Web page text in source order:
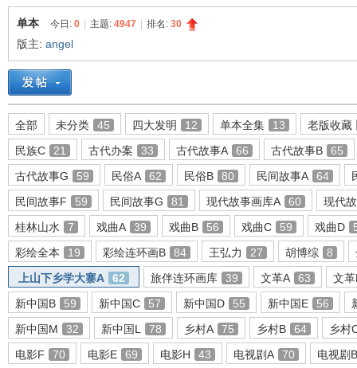
连
环
» › ›
单本 今日: 0 主题: 4947 排名: 30
版主: angel
全部 未分类 45 四大发明 12 单本全集 13
老版收藏
民族C
21 古代办案 33 古代故事A 66 古代故事B
65
古代故事G
59 民俗A 62 民俗B 80 民间故事A 64
民间故事F
59 民间故事G 81 现代故事画库A 60
现代
桂林山水
7 戏曲A 39 戏曲B 56 戏曲C 59 戏曲D
彩绘全本
19 彩绘连环画B 84 王弘力 27 胡博综 8
上山下乡学大寨A
62 旅伴连环画库 39 文革A 63
文
新中国B
59 新中国C 57 新中国D 55 新中国E 56
新中国M
32 新中国L 78 乡村A 75 乡村B 64
乡村
电影F
70 电影E 69 电影H 43 电视剧A 70
电视剧B